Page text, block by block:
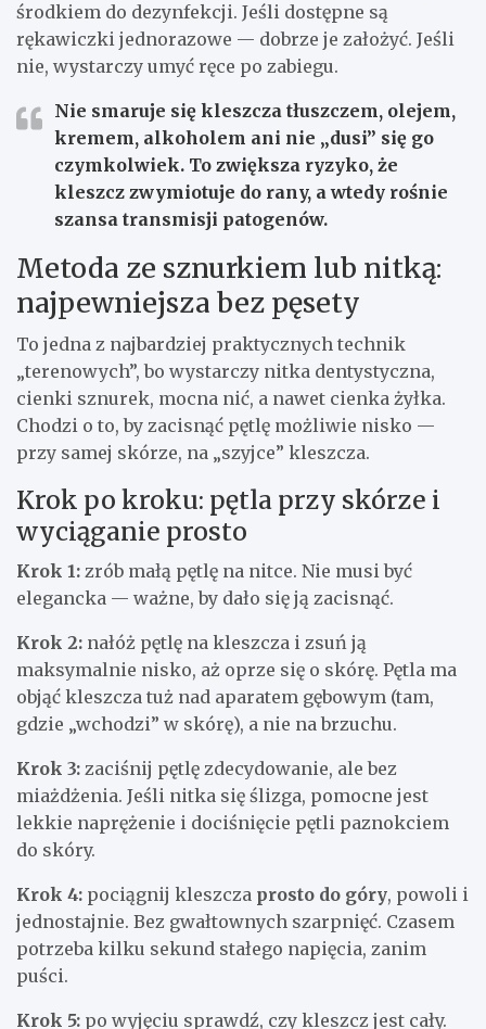
środkiem do dezynfekcji. Jeśli dostępne są
rękawiczki jednorazowe — dobrze je założyć. Jeśli
nie, wystarczy umyć ręce po zabiegu.
Nie smaruje się kleszcza tłuszczem, olejem,
kremem, alkoholem ani nie „dusi” się go
czymkolwiek. To zwiększa ryzyko, że
kleszcz zwymiotuje do rany, a wtedy rośnie
szansa transmisji patogenów.
Metoda ze sznurkiem lub nitką:
najpewniejsza bez pęsety
To jedna z najbardziej praktycznych technik
„terenowych”, bo wystarczy nitka dentystyczna,
cienki sznurek, mocna nić, a nawet cienka żyłka.
Chodzi o to, by zacisnąć pętlę możliwie nisko —
przy samej skórze, na „szyjce” kleszcza.
Krok po kroku: pętla przy skórze i
wyciąganie prosto
Krok 1: zrób małą pętlę na nitce. Nie musi być
elegancka — ważne, by dało się ją zacisnąć.
Krok 2: nałóż pętlę na kleszcza i zsuń ją
maksymalnie nisko, aż oprze się o skórę. Pętla ma
objąć kleszcza tuż nad aparatem gębowym (tam,
gdzie „wchodzi” w skórę), a nie na brzuchu.
Krok 3: zaciśnij pętlę zdecydowanie, ale bez
miażdżenia. Jeśli nitka się ślizga, pomocne jest
lekkie naprężenie i dociśnięcie pętli paznokciem
do skóry.
Krok 4: pociągnij kleszcza prosto do góry, powoli i
jednostajnie. Bez gwałtownych szarpnięć. Czasem
potrzeba kilku sekund stałego napięcia, zanim
puści.
Krok 5: po wyjęciu sprawdź, czy kleszcz jest cały.